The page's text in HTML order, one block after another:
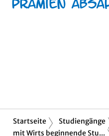
Startseite Studiengänge
mit Wirts beginnende Stu...